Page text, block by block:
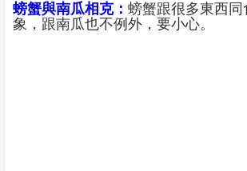
螃蟹與南瓜相克： 螃蟹跟很多東西
象，跟南瓜也不例外，要小心。